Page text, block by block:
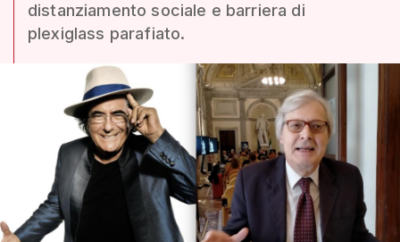
distanziamento sociale e barriera di
plexiglass parafiato.